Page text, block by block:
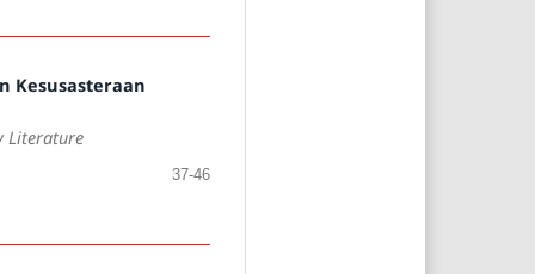
Kesusasteraan
Literature
37-46